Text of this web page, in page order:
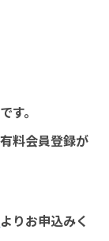
す。
料会員登録が
よりお申込みく